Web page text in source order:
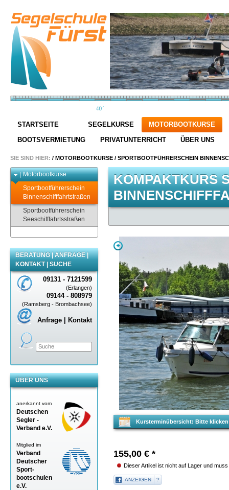
STARTSEITE SEGELKURSE MOTORBOOTKURSE
BOOTSVERMIETUNG PRIVATUNTERRICHT ÜBER UNS
SIE SIND HIER: / MOTORBOOTKURSE / SPORTBOOTFÜHRERSCHEIN
Motorbootkurse
Sportbootführerschein
Binnenschifffahrtstraßen
Sportbootführerschein
Seeschifffahrtsstraßen
BERATUNG | ANFRAGE |
KONTAKT | SUCHE
09131 - 7121599
(Erlangen)
09144 - 808979
(Ramsberg - Brombachsee)
Anfrage | Kontakt
ÜBER UNS
anerkannt vom
Deutschen
Segler -
Verband e.V.
Mitglied im
Verband
Deutscher
Sport-
bootschulen
e.V.
KOMPAKTKURS
Kursterminübersicht: Bitte
155,00 € *
Dieser Artikel ist nicht auf Lager und
ANZEIGEN ?